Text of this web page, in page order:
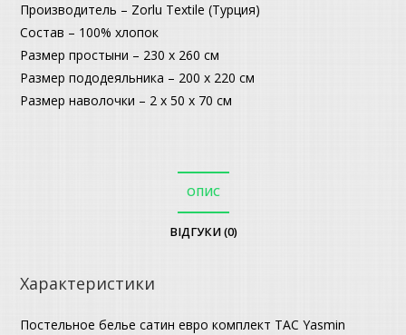
Производитель – Zorlu Textile (Турция)
Состав – 100% хлопок
Размер простыни – 230 х 260 см
Размер пододеяльника – 200 х 220 см
Размер наволочки – 2 х 50 х 70 см
ОПИС
ВІДГУКИ (0)
Характеристики
Постельное белье сатин евро комплект ТАС Yasmin